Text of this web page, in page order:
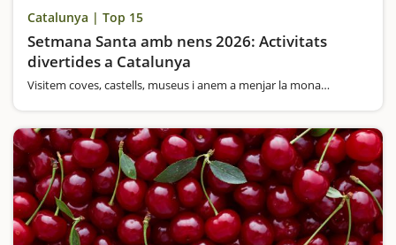
Catalunya | Top 15
Setmana Santa amb nens 2026: Activitats
divertides a Catalunya
Visitem coves, castells, museus i anem a menjar la mona…